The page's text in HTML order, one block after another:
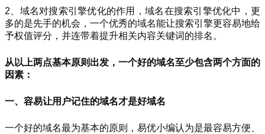
2、域名对搜索引擎优化的作用，域名在搜索引擎优化中，更
多的是先手的机会，一个优秀的域名能让搜索引擎更容易地给
予权值评分，并连带着提升相关内容关键词的排名。
从以上两点基本原则出发，一个好的域名至少包含两个方面的
因素：
一、容易让用户记住的域名才是好域名
一个好的域名最为基本的原则，易优小编认为是最容易方便、